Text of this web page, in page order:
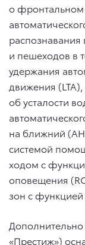
о фронтальном
распознавания
и пешеходов в
удержания
движения
об усталости
на ближний
системой
ходом с
оповещения
зон с функцией
«Престиж»)